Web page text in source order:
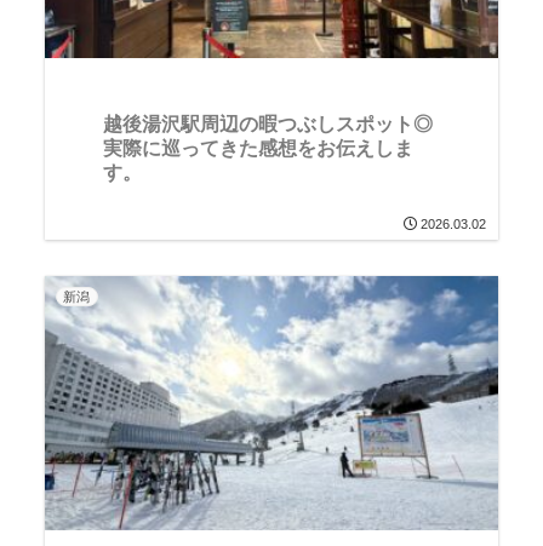
越後湯沢駅周辺の暇つぶしスポット◎
実際に巡ってきた感想をお伝えしま
す。
2026.03.02
新潟